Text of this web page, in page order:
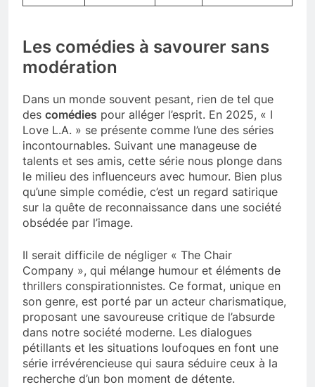
Les comédies à savourer sans
modération
Dans un monde souvent pesant, rien de tel que
des comédies pour alléger l’esprit. En 2025, « I
Love L.A. » se présente comme l’une des séries
incontournables. Suivant une manageuse de
talents et ses amis, cette série nous plonge dans
le milieu des influenceurs avec humour. Bien plus
qu’une simple comédie, c’est un regard satirique
sur la quête de reconnaissance dans une société
obsédée par l’image.
Il serait difficile de négliger « The Chair
Company », qui mélange humour et éléments de
thrillers conspirationnistes. Ce format, unique en
son genre, est porté par un acteur charismatique,
proposant une savoureuse critique de l’absurde
dans notre société moderne. Les dialogues
pétillants et les situations loufoques en font une
série irrévérencieuse qui saura séduire ceux à la
recherche d’un bon moment de détente.